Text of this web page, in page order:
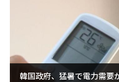
韓国政府、猛暑で電力需要